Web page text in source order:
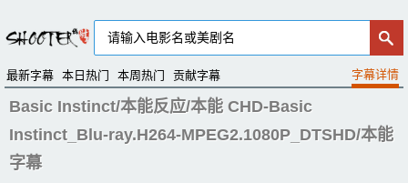
最新字幕 本日热门 本周热门 贡献字幕
Basic Instinct/本能反应/本能 CHD-Basic
Instinct_Blu-ray.H264-MPEG2.1080P_DTSHD/本能
字幕